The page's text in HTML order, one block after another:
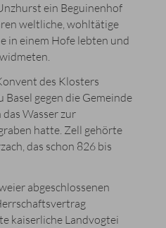
ein Beguinenhof
weltliche, wohltätige
in einem Hofe lebten und
des Klosters
Basel gegen die Gemeinde
Wasser zur
hatte. Zell gehörte
das schon 826 bis
abgeschlossenen
kaiserliche Landvogtei